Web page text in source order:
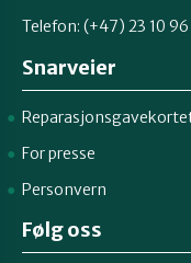
Telefon: (+47) 23 10 96
Snarveier
For presse
Personvern
Følg oss